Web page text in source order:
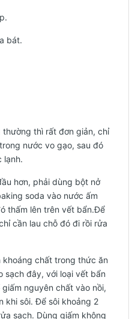
bát.
thì rất đơn giản, chỉ
nước vo gạo, sau đó
lạnh.
hơn, phải dùng bột nở
soda vào nước ấm
thấm lên trên vết bẩn.Để
cần lau chỗ đó đi rồi rửa
chất trong thức ăn
sạch đây, với loại vết bẩn
nguyên chất vào nồi,
khi sôi. Để sôi khoảng 2
sạch. Dùng giấm không